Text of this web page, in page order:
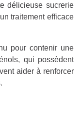
délicieuse sucrerie
traitement efficace
pour contenir une
qui possèdent
aider à renforcer